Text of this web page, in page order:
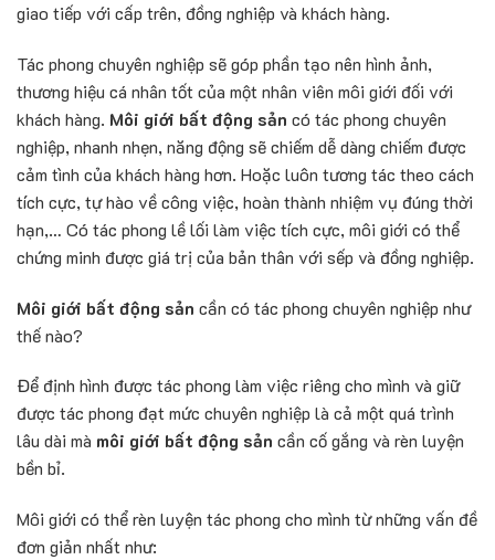
giao tiếp với cấp trên, đồng nghiệp và khách hàng.
Tác phong chuyên nghiệp sẽ góp phần tạo nên hình ảnh,
thương hiệu cá nhân tốt của một nhân viên môi giới đối với
khách hàng. Môi giới bất động sản có tác phong chuyên
nghiệp, nhanh nhẹn, năng động sẽ chiếm dễ dàng chiếm được
cảm tình của khách hàng hơn. Hoặc luôn tương tác theo cách
tích cực, tự hào về công việc, hoàn thành nhiệm vụ đúng thời
hạn,… Có tác phong lề lối làm việc tích cực, môi giới có thể
chứng minh được giá trị của bản thân với sếp và đồng nghiệp.
Môi giới bất động sản cần có tác phong chuyên nghiệp như
thế nào?
Để định hình được tác phong làm việc riêng cho mình và giữ
được tác phong đạt mức chuyên nghiệp là cả một quá trình
lâu dài mà môi giới bất động sản cần cố gắng và rèn luyện
bền bỉ.
Môi giới có thể rèn luyện tác phong cho mình từ những vấn đề
đơn giản nhất như: